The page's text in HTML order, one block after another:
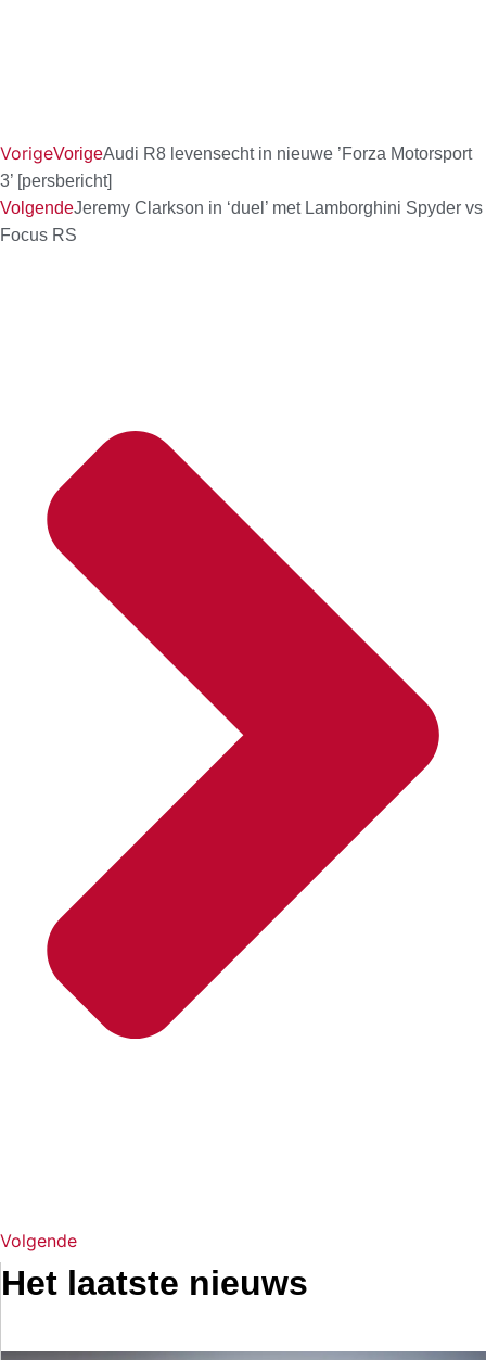
VorigeVorigeAudi R8 levensecht in nieuwe ’Forza Motorsport
3’ [persbericht]
VolgendeJeremy Clarkson in ‘duel’ met Lamborghini Spyder vs
Focus RS
Volgende
Het laatste nieuws